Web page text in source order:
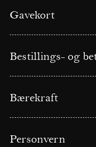
Gavekort
Bestillings- og
Bærekraft
Personvern